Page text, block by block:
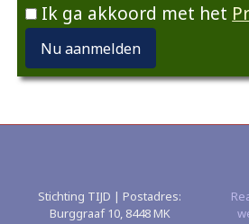
Ik ga akkoord met het
Nu aanmelden
Stichting TIJD | Postadres:
Burggraaf 10, 8448 MK